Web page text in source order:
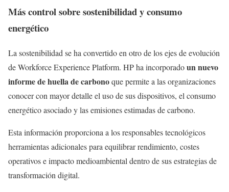
Más control sobre sostenibilidad y consumo
energético
La sostenibilidad se ha convertido en otro de los ejes de evolución
de Workforce Experience Platform. HP ha incorporadoun nuevo
informe de huella de carbonoque permite a las organizaciones
conocer con mayor detalle el uso de sus dispositivos, el consumo
energético asociado y las emisiones estimadas de carbono.
Esta información proporciona a los responsables tecnológicos
herramientas adicionales para equilibrar rendimiento, costes
operativos e impacto medioambiental dentro de sus estrategias de
transformación digital.